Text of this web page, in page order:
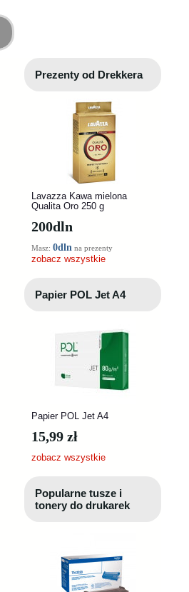
Prezenty od Drekkera
Lavazza Kawa mielona
Qualita Oro 250 g
200dln
Masz: 0dln na prezenty
zobacz wszystkie
Papier POL Jet A4
Papier POL Jet A4
15,99 zł
zobacz wszystkie
Popularne tusze i
tonery do drukarek